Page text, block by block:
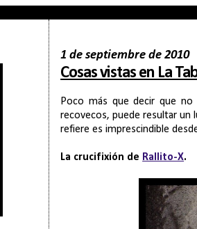
1 de septiembre de 2010
Cosas vistas en La
Poco más que decir que
recovecos, puede resultar un
refiere es imprescindible
La crucifixión de Rallito-X.